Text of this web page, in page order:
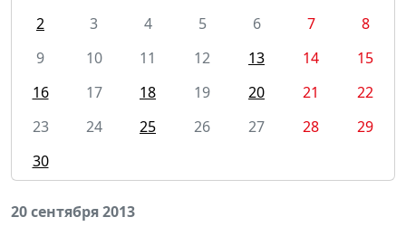
2
3 4 5 6 7
8
9
10 11 12 13 14
15
16
17 18 19 20 21
22
23
24 25 26 27 28
29
30
20 сентября 2013